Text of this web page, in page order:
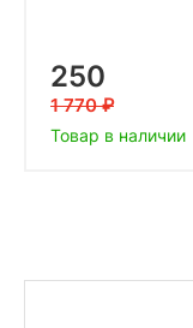
250
1 770
Товар в наличии